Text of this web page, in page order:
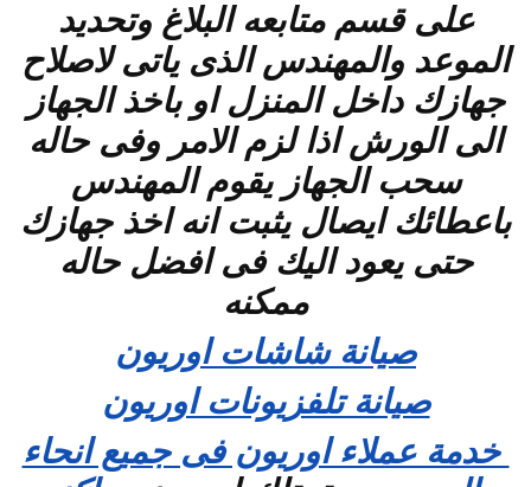
على قسم متابعه البلاغ وتحديد
الموعد والمهندس الذى ياتى لاصلاح
جهازك داخل المنزل او باخذ الجهاز
الى الورش اذا لزم الامر وفى حاله
سحب الجهاز يقوم المهندس
باعطائك ايصال يثبت انه اخذ جهازك
حتى يعود اليك فى افضل حاله
ممكنه
صيانة شاشات اوريون
صيانة تلفزيونات اوريون
خدمة عملاء اوريون فى جميع انحاء